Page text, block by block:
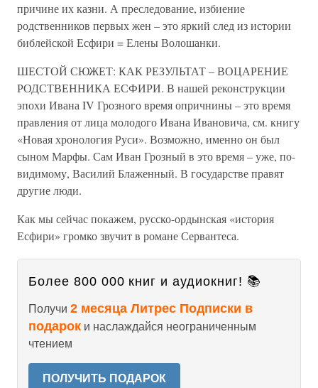
причине их казни. А преследование, избиение
родственников первых жен – это яркий след из истории
библейской Есфири = Елены Волошанки.
ШЕСТОЙ СЮЖЕТ: КАК РЕЗУЛЬТАТ – ВОЦАРЕНИЕ
РОДСТВЕННИКА ЕСФИРИ. В нашей реконструкции
эпохи Ивана IV Грозного время опричнины – это время
правления от лица молодого Ивана Ивановича, см. книгу
«Новая хронология Руси». Возможно, именно он был
сыном Марфы. Сам Иван Грозный в это время – уже, по-
видимому, Василий Блаженный. В государстве правят
другие люди.
Как мы сейчас покажем, русско-ордынская «история
Есфири» громко звучит в романе Сервантеса.
Более 800 000 книг и аудиокниг! 📚
Получи 2 месяца Литрес Подписки в
подарок и наслаждайся неограниченным
чтением
ПОЛУЧИТЬ ПОДАРОК